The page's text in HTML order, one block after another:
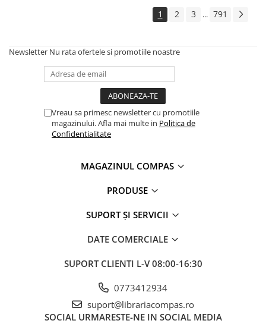
Romane și literatură
Clasici români și universali
Thriller și mister
Young adult
Dezvoltare personală și non-
Psihologie și dezvoltare personală
Parenting și educație
Sănătate și stil de viață
1 2 3 ... 791
Newsletter Nu rata ofertele si promotiile noastre
Vreau sa primesc newsletter cu promotiile
magazinului. Afla mai multe in Politica de
Confidentialitate
MAGAZINUL COMPAS
PRODUSE
SUPORT ȘI SERVICII
DATE COMERCIALE
SUPORT CLIENTI L-V 08:00-16:30
0773412934
suport@librariacompas.ro
SOCIAL URMARESTE-NE IN SOCIAL MEDIA